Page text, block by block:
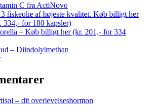
C fra ActiNovo
fiskeolie af højeste kvalitet. Køb billigt her
for 180 kapsler)
– Køb billigt her (kr. 201,- for 334
– Diindolylmethan
– dit overlevelseshormon